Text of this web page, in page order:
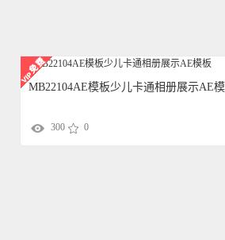
MB22104AE模板少儿卡通相册展示AE
300 0